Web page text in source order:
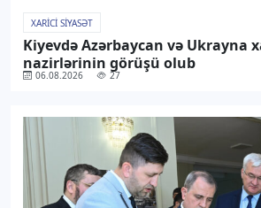
XARICI SIYASƏT
Kiyevdə Azərbaycan və Ukrayna
nazirlərinin görüşü olub
06.08.2026 27